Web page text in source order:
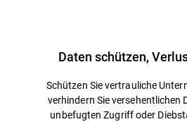
Daten schützen,
Schützen Sie vertrauliche
verhindern Sie versehentlichen
unbefugten Zugriff oder